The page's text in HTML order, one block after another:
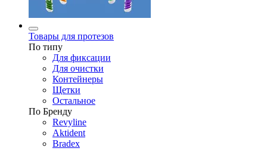
Товары для протезов
По типу
Для фиксации
Для очистки
Контейнеры
Щетки
Остальное
По Бренду
Revyline
Aktident
Bradex